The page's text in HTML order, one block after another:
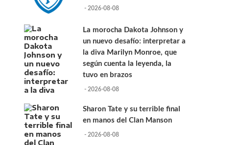
- 2026-08-08
La morocha Dakota Johnson y
un nuevo desafío: interpretar a
la diva Marilyn Monroe, que
según cuenta la leyenda, la
tuvo en brazos
- 2026-08-08
Sharon Tate y su terrible final
en manos del Clan Manson
- 2026-08-08